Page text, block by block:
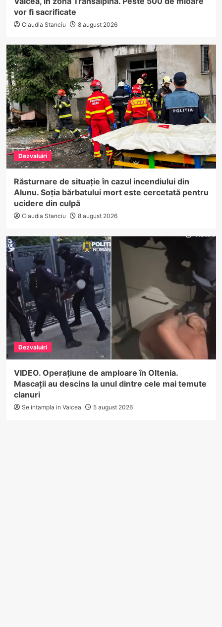
vor fi sacrificate
Claudia Stanciu 8 august 2026
Dezvaluiri
Răsturnare de situație în cazul incendiului din
Alunu. Soția bărbatului mort este cercetată pentru
ucidere din culpă
Claudia Stanciu 8 august 2026
Dezvaluiri
VIDEO. Operațiune de amploare în Oltenia.
Mascații au descins la unul dintre cele mai temute
clanuri
Se intampla in Valcea 5 august 2026